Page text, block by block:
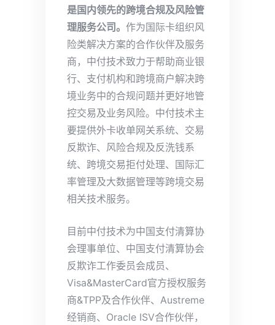
是国内领先的跨境合规及风险管
理服务公司。 作为国际卡组织风
险类解决方案的合作伙伴及服务
商，中付技术致力于帮助商业银
行、支付机构和跨境商户解决跨
境业务中的合规问题并更好地管
控交易及业务风险。中付技术主
要提供外卡收单网关系统、交易
反欺诈、风险合规及反洗钱系
统、跨境交易拒付处理、国际汇
率管理及大数据管理等跨境交易
相关技术服务。
目前中付技术为中国支付清算协
会理事单位、中国支付清算协会
反欺诈工作委员会成员、
Visa&MasterCard官方授权服务
商&TPP及合作伙伴、Austreme
经销商、Oracle ISV合作伙伴，